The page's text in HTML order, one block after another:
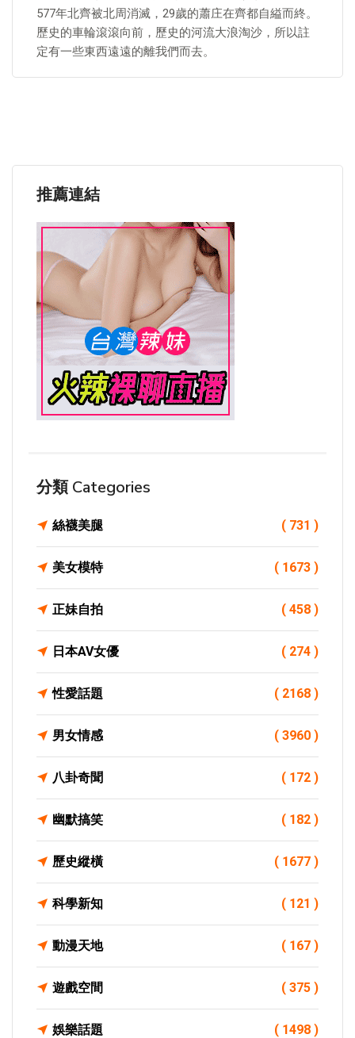
577年北齊被北周消滅，29歲的蕭庄在齊都自縊而終。
歷史的車輪滾滾向前，歷史的河流大浪淘沙，所以註
定有一些東西遠遠的離我們而去。
推薦連結
分類 Categories
絲襪美腿 ( 731 )
美女模特 ( 1673 )
正妹自拍 ( 458 )
日本AV女優 ( 274 )
性愛話題 ( 2168 )
男女情感 ( 3960 )
八卦奇聞 ( 172 )
幽默搞笑 ( 182 )
歷史縱橫 ( 1677 )
科學新知 ( 121 )
動漫天地 ( 167 )
遊戲空間 ( 375 )
娛樂話題 ( 1498 )